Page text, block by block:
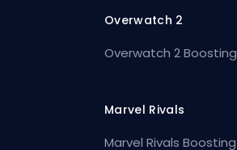
Overwatch 2
Overwatch 2 Boosting
Marvel Rivals
Marvel Rivals Boosting